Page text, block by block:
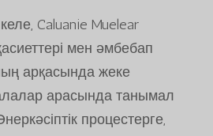
Caluanie Muelear
мен әмбебап
арқасында жеке
арасында танымал
процестерге,